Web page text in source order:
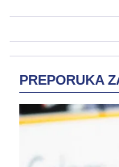
PREPORUKA